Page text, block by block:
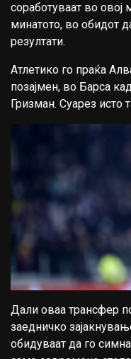
соработуваат во
минатото, во обидот
резултати.
Атлетико го праќа
позајмен, во Барса
Гризман. Суарез исто
Дали оваа трансфер
заедничко
обидуваат да го